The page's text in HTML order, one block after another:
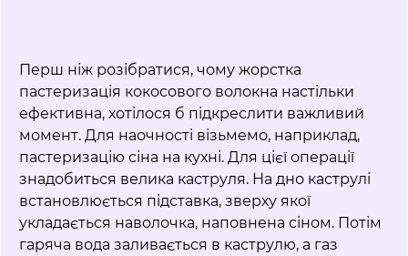
Перш ніж розібратися, чому жорстка
пастеризація кокосового волокна настільки
ефективна, хотілося б підкреслити важливий
момент. Для наочності візьмемо, наприклад,
пастеризацію сіна на кухні. Для цієї операції
знадобиться велика каструля. На дно каструлі
встановлюється підставка, зверху якої
укладається наволочка, наповнена сіном. Потім
гаряча вода заливається в каструлю, а газ